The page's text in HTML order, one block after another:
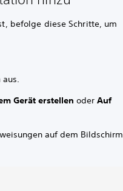
befolge diese Schritte, um
aus.
Gerät erstellen oderAuf
auf dem Bildschirm.